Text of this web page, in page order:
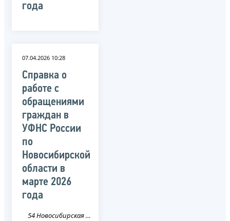
года
07.04.2026 10:28
Справка о
работе с
обращениями
граждан в
УФНС России
по
Новосибирской
области в
марте 2026
года
54 Новосибирская область